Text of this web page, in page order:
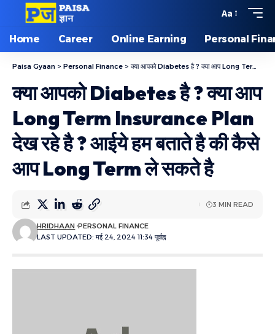
Aa
Home Career Online Earning Personal
Paisa Gyaan > Personal Finance > क्या आपको Diabetes है ? क्या आप Long Term Insurance Plan देख रहे है ? आईये हम बताते है की कैसे आप Long Term ले सकते है
क्या आपको Diabetes है ? क्या आप
Long Term Insurance Plan
देख रहे है ? आईये हम बताते है की कैसे
आप Long Term ले सकते है
LAST UPDATED: मई 24, 2024 11:34 पूर्वाह्न
HRIDHAAN PERSONAL FINANCE
3 MIN READ